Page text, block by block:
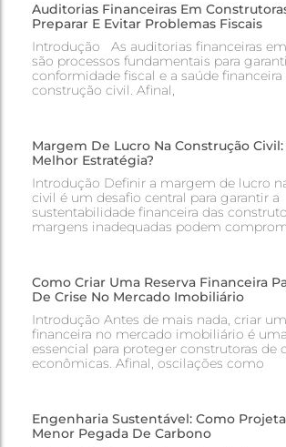
Auditorias Financeiras Em
Preparar E Evitar Problemas Fiscais
Introdução As auditorias financeiras
são processos fundamentais para
conformidade fiscal e a saúde financeira
construção civil. Afinal,
Margem De Lucro Na Construção Civil:
Melhor Estratégia?
Introdução Definir a margem de lucro
civil é um desafio central para garantir a
sustentabilidade financeira das
margens inadequadas podem
Como Criar Uma Reserva Financeira
De Crise No Mercado Imobiliário
Introdução Antes de mais nada, criar
financeira no mercado imobiliário é
essencial para proteger construtoras de
econômicas. Afinal, oscilações como
Engenharia Sustentável: Como
Menor Pegada De Carbono